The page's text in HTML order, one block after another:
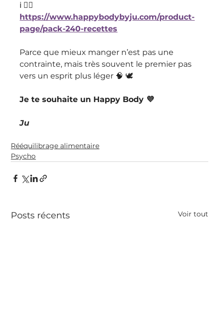
ℹ️ 👉🏻
https://www.happybodybyju.com/product-
page/pack-240-recettes
Parce que mieux manger n’est pas une
contrainte, mais très souvent le premier pas
vers un esprit plus léger 🧠 🕊
Je te souhaite un Happy Body 💜
Ju
Rééquilibrage alimentaire
Psycho
Posts récents Voir tout